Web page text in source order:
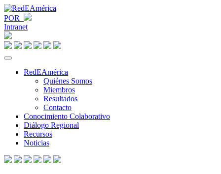
POR
Intranet
RedEAmérica
Quiénes Somos
Miembros
Resultados
Contacto
Conocimiento Colaborativo
Diálogo Regional
Recursos
Noticias